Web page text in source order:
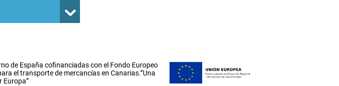
de España cofinanciadas con el Fondo Europeo
el transporte de mercancías en Canarias.”Una
Europa”